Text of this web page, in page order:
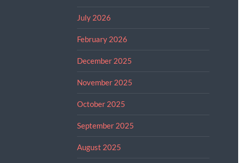
July 2026
February 2026
December 2025
November 2025
October 2025
September 2025
August 2025